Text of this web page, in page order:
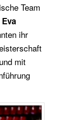
Team
Eva
ihr
mit